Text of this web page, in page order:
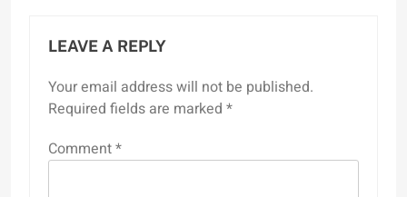
LEAVE A REPLY
Your email address will not be published.
Required fields are marked *
Comment*